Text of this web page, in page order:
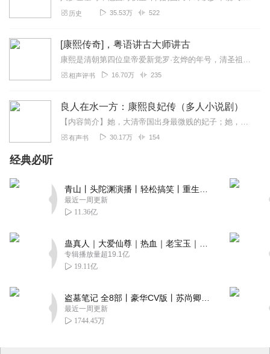
历史 35.53万 522
[康熙传奇]，粤语讲古大师讲古
康熙是清朝第四位皇帝爱新觉罗·玄烨的年号，清圣祖玄烨（1654年5月4日—1722年12月20日），（满语：ᡥᡳᠣᠸᠠᠨᠶᡝᡳ，穆麟德转写：hiowanye...
相声评书 16.70万 235
良人在水一方：康熙良妃传（多人小说剧）
【内容简介】她，大清帝国出身最微贱的妃子；她，九子夺嫡最大输家八爷胤禩之母；她，如何由辛者库罪籍跻身妃位，又为何放弃家族使命、甚至自己的生命…人生若只如初见，何...
有声书 30.17万 154
经典必听
最近一周更新
11.36亿
专辑播放量超19.1亿
19.11亿
最近一周更新
1744.45万